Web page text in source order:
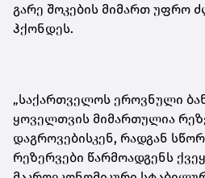
გარე შოკების მიმართ უფრო
ჰქონდეს.
„საქართველოს ეროვნული
ყოველთვის მიმართულია
დაგროვებისკენ, რადგან
რეზერვები წარმოადგენს